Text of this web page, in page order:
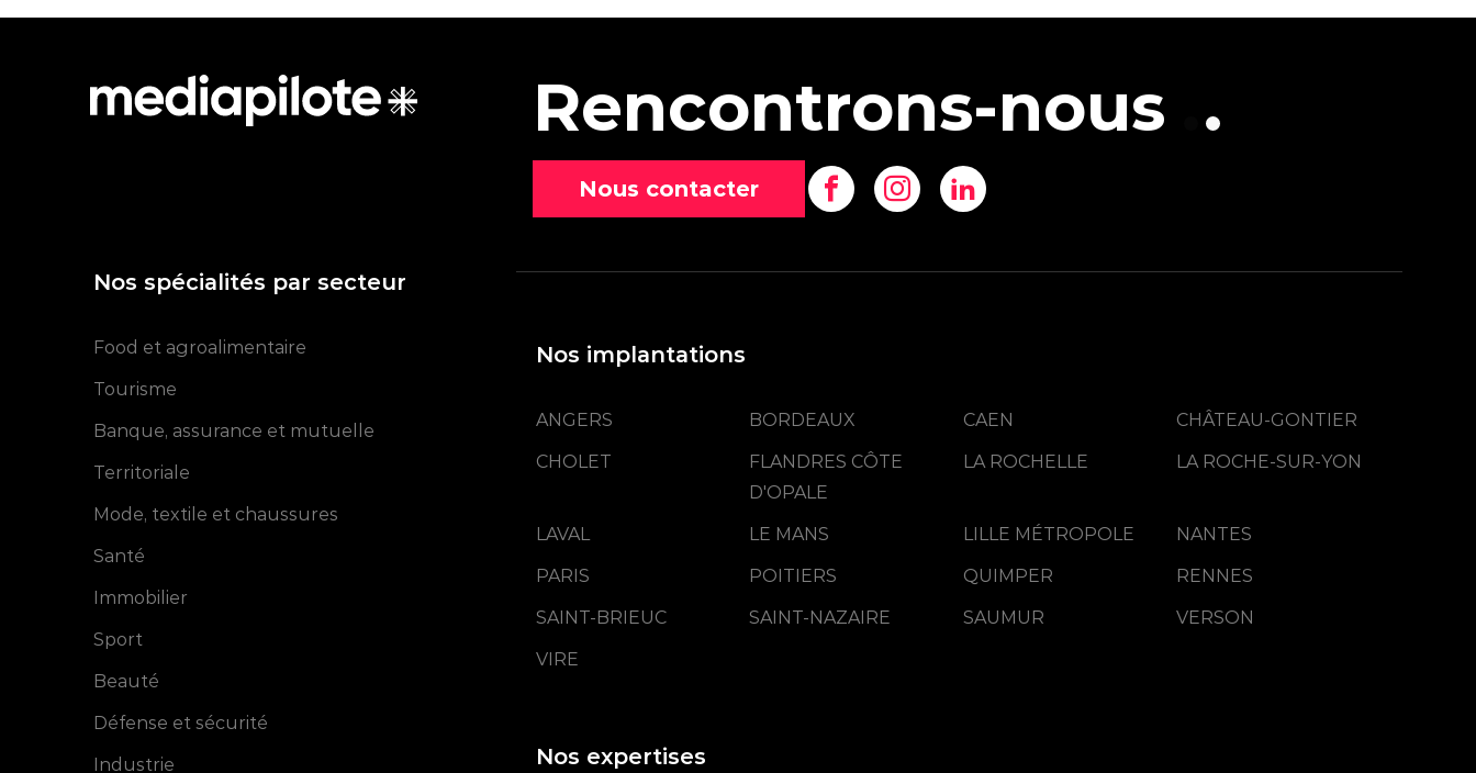
Dans la Com', inutile
de s'appeler Huber
Rencontrons-nous
Nous contacter
Nos spécialités par secteur
Food et agroalimentaire
Tourisme
Banque, assurance et mutuelle
Territoriale
Mode, textile et chaussures
Santé
Immobilier
Sport
Beauté
Défense et sécurité
Industrie
Nos implantations
ANGERS BORDEAUX CAEN
CHÂTEAU-GONTIER
CHOLET
FLANDRES CÔTE
D'OPALE
LA ROCHELLE LA ROCHE-SUR-YON
LAVAL LE MANS LILLE MÉTROPOLE
NANTES
PARIS
POITIERS QUIMPER
RENNES
SAINT-BRIEUC
SAINT-NAZAIRE SAUMUR
VERSON
VIRE
Nos expertises